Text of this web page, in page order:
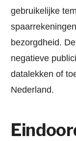
gebruikelijke
bezorgdheid.
negatieve
datalekken of
Nederland.